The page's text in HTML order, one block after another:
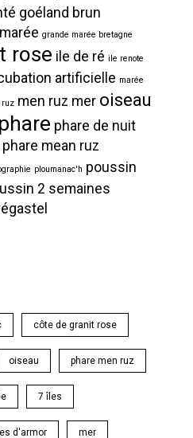
goéland brun
grande marée bretagne
rose ile de ré ile renote
artificielle marée
ruz men ruz mer oiseau
phare phare de nuit
phare mean ruz
ploumanac'h poussin
2 semaines
côte de granit rose
oiseau phare men ruz
7 îles
d'armor mer